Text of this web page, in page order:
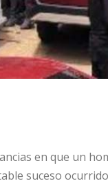
en que un
suceso